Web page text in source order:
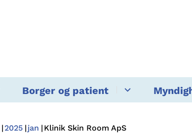
Borger og patient
2025 jan Klinik Skin Room ApS